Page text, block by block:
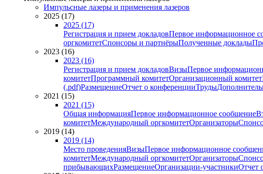
Импульсные лазеры и применения лазеров
2025 (17)
2025 (17)
Регистрация и прием докладовПервое информационное
оргкомитетСпонсоры и партнёрыПолученные доклады
2023 (16)
2023 (16)
Регистрация и прием докладовВизыПервое
комитетПрограммный комитетОрганизационный комитет
(.pdf)РазмещениеОтчет о конференцииТруды
2021 (15)
2021 (15)
Общая информацияПервое информационное сообщение
комитетМеждународный оргкомитетОрганизаторы
2019 (14)
2019 (14)
Место проведенияВизыПервое информационное
комитетМеждународный оргкомитетОрганизаторы
прибывающихРазмещениеОрганизации-участникиОтчет